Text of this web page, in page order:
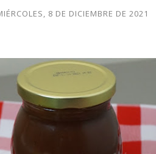
8 DE DICIEMBRE DE 2021